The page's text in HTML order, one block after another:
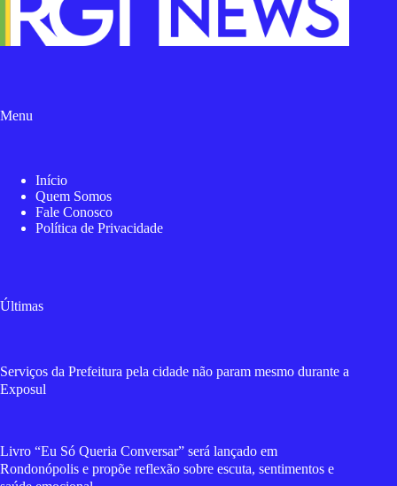
Menu
Início
Quem Somos
Fale Conosco
Política de Privacidade
Últimas
Serviços da Prefeitura pela cidade não param mesmo durante a
Exposul
Livro “Eu Só Queria Conversar” será lançado em
Rondonópolis e propõe reflexão sobre escuta, sentimentos e